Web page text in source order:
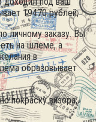
19470 рублей;
личному заказу. Вы
на шлеме, а
в
образовывает
покраску визора,